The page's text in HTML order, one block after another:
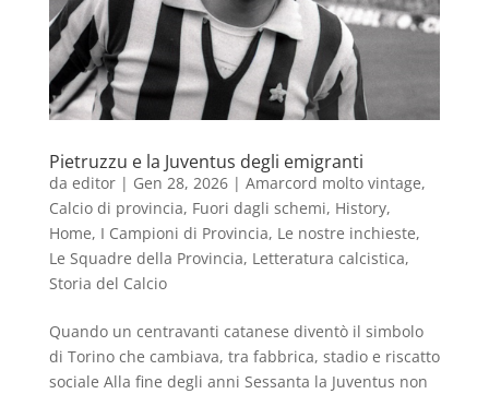
Pietruzzu e la Juventus degli emigranti
da editor| Gen 28, 2026| Amarcord molto vintage,
Calcio di provincia, Fuori dagli schemi, History,
Home, I Campioni di Provincia, Le nostre inchieste,
Le Squadre della Provincia, Letteratura calcistica,
Storia del Calcio
Quando un centravanti catanese diventò il simbolo
di Torino che cambiava, tra fabbrica, stadio e riscatto
sociale Alla fine degli anni Sessanta la Juventus non